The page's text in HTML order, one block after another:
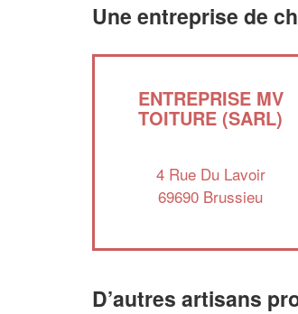
Une entreprise de
ENTREPRISE MV
TOITURE (SARL)
4 Rue Du Lavoir
69690 Brussieu
D’autres artisans